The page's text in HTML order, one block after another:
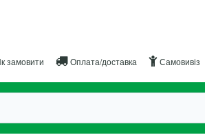
замовити Оплата/доставка Самовивіз